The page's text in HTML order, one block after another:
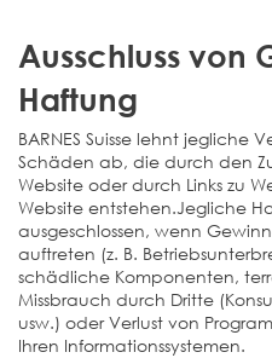
Ausschluss von
Haftung
BARNES Suisse lehnt jegliche
Schäden ab, die durch den
Website oder durch Links zu
Website entstehen.Jegliche
ausgeschlossen, wenn
auftreten (z. B.
schädliche Komponenten,
Missbrauch durch Dritte
usw.) oder Verlust von
Ihren Informationssystemen.